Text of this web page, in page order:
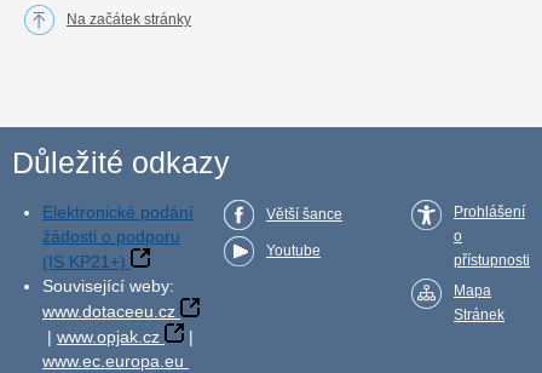
Na začátek stránky
Důležité odkazy
Elektronické podání
žádosti o podporu
(IS KP21+)
Související weby:
www.dotaceeu.cz
| www.opjak.cz
|
www.ec.europa.eu
Větší šance
Youtube
Prohlášení
o
přístupnosti
Mapa
Stránek